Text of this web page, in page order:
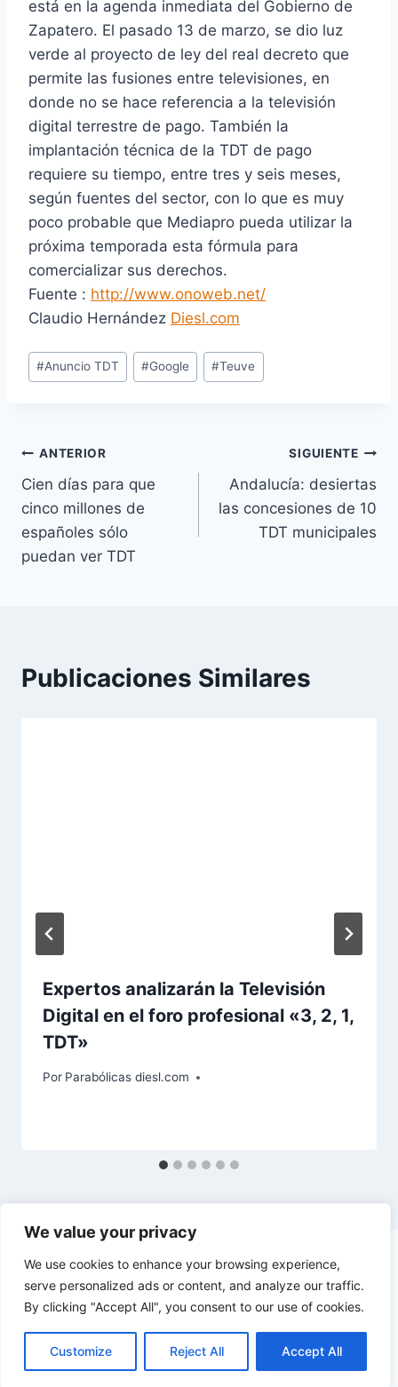
We value your privacy
We use cookies to enhance your browsing experience,
serve personalized ads or content, and analyze our traffic.
By clicking "Accept All", you consent to our use of cookies.
Customize Reject All Accept All
está en la agenda inmediata del Gobierno de
Zapatero. El pasado 13 de marzo, se dio luz
verde al proyecto de ley del real decreto que
permite las fusiones entre televisiones, en
donde no se hace referencia a la televisión
digital terrestre de pago. También la
implantación técnica de la TDT de pago
requiere su tiempo, entre tres y seis meses,
según fuentes del sector, con lo que es muy
poco probable que Mediapro pueda utilizar la
próxima temporada esta fórmula para
comercializar sus derechos.
Fuente : http://www.onoweb.net/
Claudio Hernández Diesl.com
Etiquetas
de
#Anuncio TDT #Google #Teuve
Navegación
de
entradas
ANTERIOR
Cien días para que
cinco millones de
españoles sólo
puedan ver TDT
SIGUIENTE
Andalucía: desiertas
las concesiones de 10
TDT municipales
Publicaciones Similares
Expertos analizarán la Televisión
Digital en el foro profesional «3, 2, 1,
TDT»
Por Parabólicas diesl.com
© 2026 diesl.com - Tema para WordPress por
Kadence WP